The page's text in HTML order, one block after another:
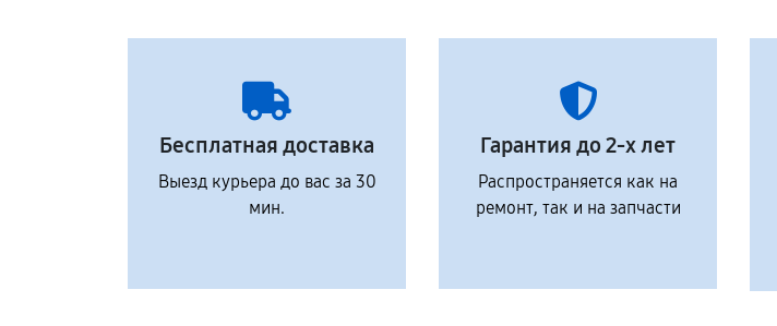
Бесплатная доставка
Выезд курьера до вас за 30
мин.
Гарантия до 2-х лет
Распространяется как на
ремонт, так и на запчасти